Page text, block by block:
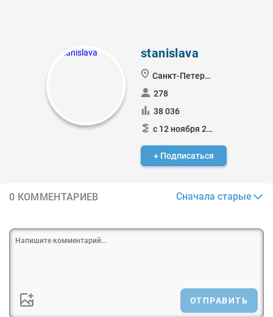
stanislava
Санкт-Петербург
278
38 036
с 12 ноября 2016
+ Подписаться
0 КОММЕНТАРИЕВ Сначала старые
ОТПРАВИТЬ